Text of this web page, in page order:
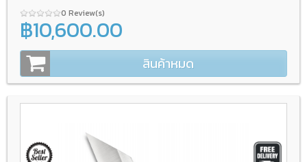
0 Review(s)
฿10,600.00
สินค้าหมด